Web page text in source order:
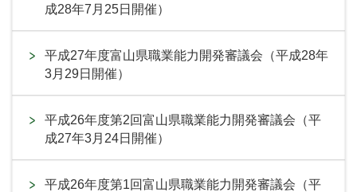
成28年7月25日開催）
平成27年度富山県職業能力開発審議会（平成28年
3月29日開催）
平成26年度第2回富山県職業能力開発審議会（平
成27年3月24日開催）
平成26年度第1回富山県職業能力開発審議会（平